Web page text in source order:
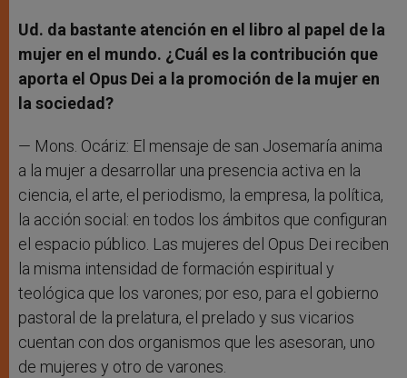
Ud. da bastante atención en el libro al papel de la
mujer en el mundo. ¿Cuál es la contribución que
aporta el Opus Dei a la promoción de la mujer en
la sociedad?
— Mons. Ocáriz: El mensaje de san Josemaría anima
a la mujer a desarrollar una presencia activa en la
ciencia, el arte, el periodismo, la empresa, la política,
la acción social: en todos los ámbitos que configuran
el espacio público. Las mujeres del Opus Dei reciben
la misma intensidad de formación espiritual y
teológica que los varones; por eso, para el gobierno
pastoral de la prelatura, el prelado y sus vicarios
cuentan con dos organismos que les asesoran, uno
de mujeres y otro de varones.